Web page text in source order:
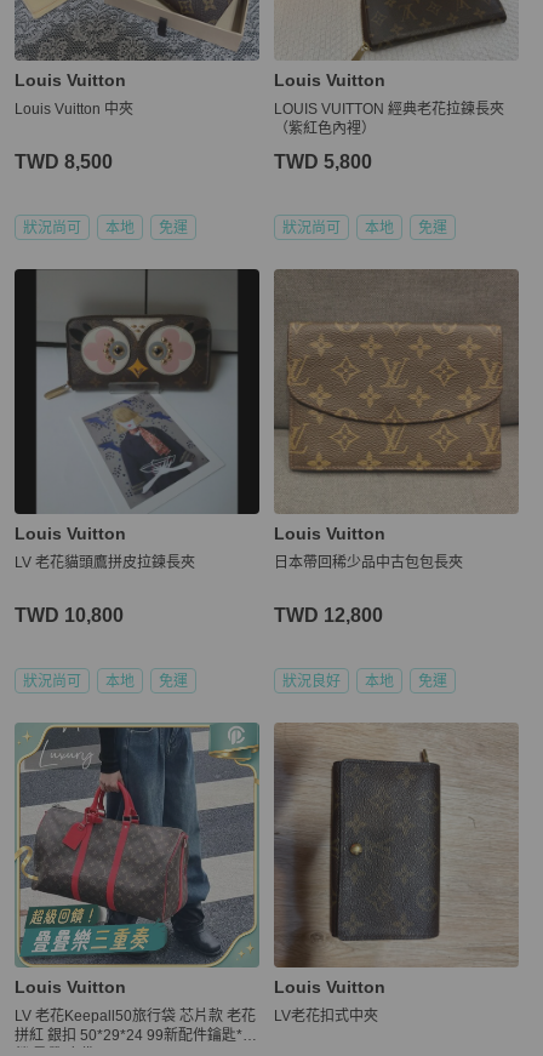
Louis Vuitton
Louis Vuitton 中夾
TWD 8,500
狀況尚可 本地 免運
Louis Vuitton
LOUIS VUITTON 經典老花拉鍊長夾
（紫紅色內裡）
TWD 5,800
狀況尚可 本地 免運
Louis Vuitton
LV 老花貓頭鷹拼皮拉鍊長夾
TWD 10,800
狀況尚可 本地 免運
Louis Vuitton
日本帶回稀少品中古包包長夾
TWD 12,800
狀況良好 本地 免運
Louis Vuitton
LV 老花Keepall50旅行袋 芯片款 老花
拼紅 銀扣 50*29*24 99新配件鑰匙*2
Louis Vuitton
LV老花扣式中夾